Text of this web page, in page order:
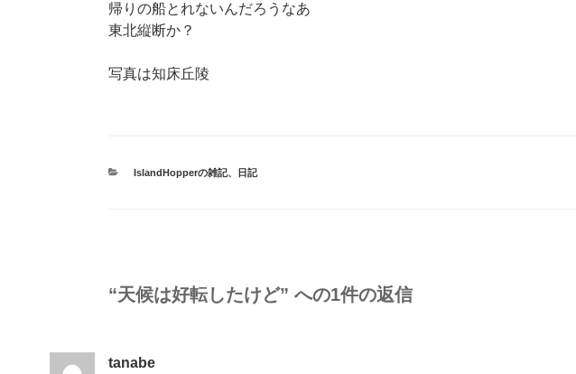
帰りの船とれないんだろうなあ
東北縦断か？
写真は知床丘陵
カIslandHopperの雑記、 日記
“天候は好転したけど” への1件の返信
tanabe